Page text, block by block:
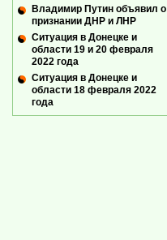
Владимир Путин объявил о
признании ДНР и ЛНР
Ситуация в Донецке и
области 19 и 20 февраля
2022 года
Ситуация в Донецке и
области 18 февраля 2022
года